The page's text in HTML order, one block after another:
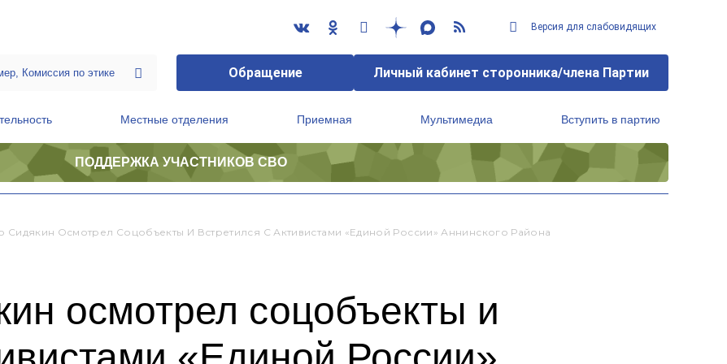
Версия для слабовидящих
Обращение Личный кабинет сторонника/члена Партии
Местные отделения Приемная Мультимедиа Вступить в партию
ПОДДЕРЖКА УЧАСТНИКОВ СВО
Сидякин Осмотрел Соцобъекты И Встретился С Активистами «Единой России» Аннинского Района
осмотрел соцобъекты и